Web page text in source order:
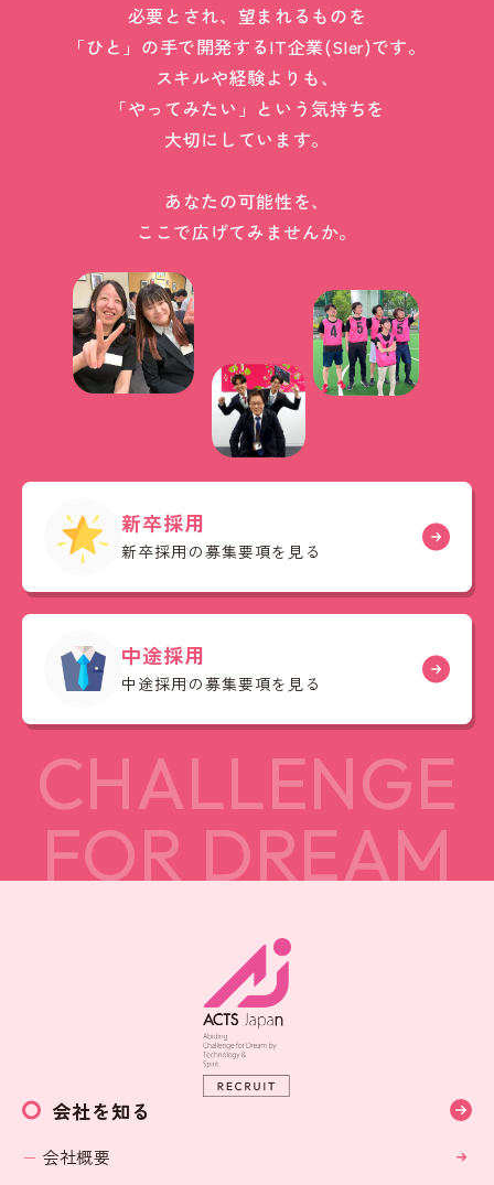
必要とされ、望まれるものを
「ひと」の手で開発するIT企業(SIer)です。
スキルや経験よりも、
「やってみたい」という気持ちを
大切にしています。
あなたの可能性を、
ここで広げてみませんか。
新卒採用
新卒採用の募集要項を見る
中途採用
中途採用の募集要項を見る
会社を知る
会社概要